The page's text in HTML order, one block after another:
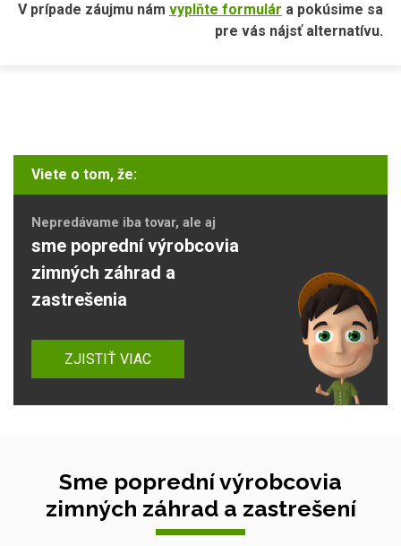
V prípade záujmu nám vyplňte formulár a pokúsime sa
pre vás nájsť alternatívu.
Viete o tom, že:
Nepredávame iba tovar, ale aj
sme poprední výrobcovia
zimných záhrad a
zastrešenia
ZJISTIŤ VIAC
Sme poprední výrobcovia
zimných záhrad a zastrešení